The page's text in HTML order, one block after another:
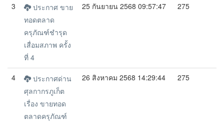
3
ประกาศ ขาย
ทอดตลาด
ครุภัณฑ์ชำรุด
เสื่อมสภาพ ครั้ง
ที่ 4
25 กันยายน 2568 09:57:47 275
4
ประกาศด่าน
ศุลกากรภูเก็ต
เรื่อง ขายทอด
ตลาดครุภัณฑ์
26 สิงหาคม 2568 14:29:44 275